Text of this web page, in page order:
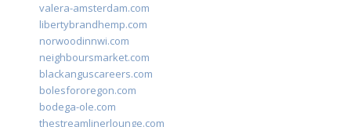
valera-amsterdam.com
libertybrandhemp.com
norwoodinnwi.com
neighboursmarket.com
blackanguscareers.com
bolesfororegon.com
bodega-ole.com
thestreamlinerlounge.com